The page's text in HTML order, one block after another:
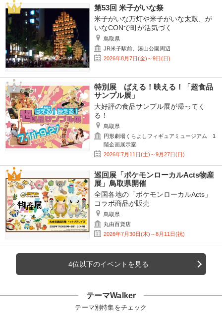
第53回 米子がいな祭
米子がいな万灯や米子がいな太鼓、が
いなCONで町が活気づく
鳥取県
JR米子駅前、湊山公園周辺
2026年8月7日(金)～9日(日)
特別展 ばえる！映える！「超食品
サンプル展」
大好評の食品サンプル展が帰ってく
る！
鳥取県
円形劇場くらよしフィギュアミュージアム 1
階企画展示室
2026年7月11日(土)～9月27日(日)
巡回展「ポケモンローカルActs物産
展」鳥取県開催
全国各地の「ポケモンローカルActs」
コラボ商品が販売
鳥取県
丸由百貨店
2026年7月30日(木)～8月11日(祝)
4位以下のイベントを見る
テーマWalker
テーマ別特集をチェック